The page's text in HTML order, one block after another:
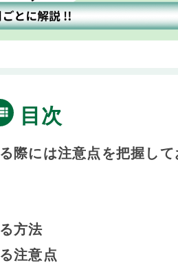
目次
際には注意点を把握して
方法
注意点